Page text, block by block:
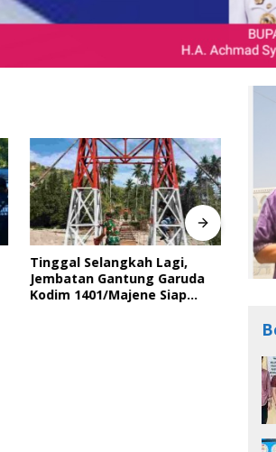
Tinggal Selangkah Lagi,
Jembatan Gantung Garuda
Kodim 1401/Majene Siap